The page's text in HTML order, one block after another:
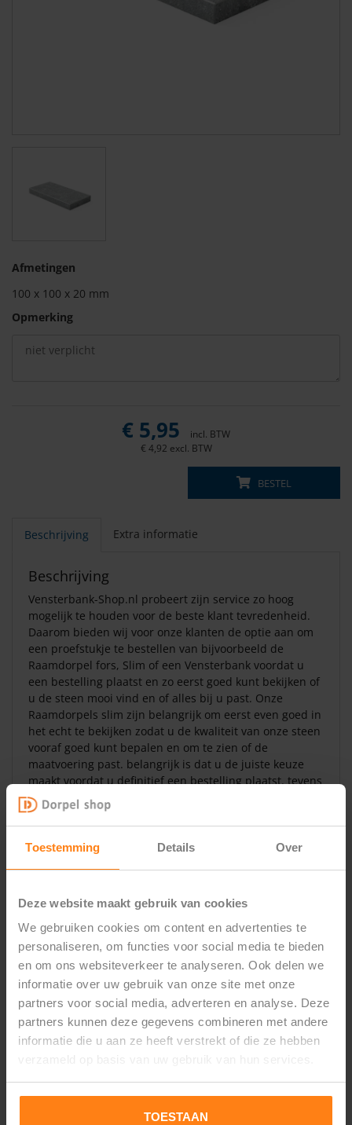
Toestemming Details Over
Deze website maakt gebruik van cookies
We gebruiken cookies om content en advertenties te
personaliseren, om functies voor social media te bieden
en om ons websiteverkeer te analyseren. Ook delen we
informatie over uw gebruik van onze site met onze
partners voor social media, adverteren en analyse. Deze
partners kunnen deze gegevens combineren met andere
informatie die u aan ze heeft verstrekt of die ze hebben
TOESTAAN
Afmetingen
100 x 100 x 20 mm
Opmerking
€ 5,95
incl. BTW
€ 4,92 excl. BTW
BESTEL
Beschrijving Extra informatie
Beschrijving
Vensterbank-Shop.nl probeert zijn service zo hoog
mogelijk te houden voor de beste klant tevredenheid.
Daarom bieden wij voor onze klanten de optie aan om
een proefstukje te bestellen van bijvoorbeeld de
Raamdorpel fors, Slim of een Vensterbank voordat u
een bestelling plaatst en zo eerst goed kunt bekijken of
u de steen mooi vind en of alles bij u past. Onze
Raamdorpels slim zijn belangrijk om eerst even goed in
het echt te bekijken zodat u de kwaliteit van onze steen
vooraf goed kunt bepalen en om te zien of de
maatvoering past. belangrijk is dat u de juiste keuze
maakt voordat u definitief een bestelling plaatst. tevens
zijn onze proefstukjes ook ideaal voor onze klanten die
ver van ons vandaan wonen, op deze manier kunnen
wij onze showroom uitbreiden tot heel Nederland en
Belgie. Wij hopen u op deze manier goed van dienst te
Gerelateerde producten